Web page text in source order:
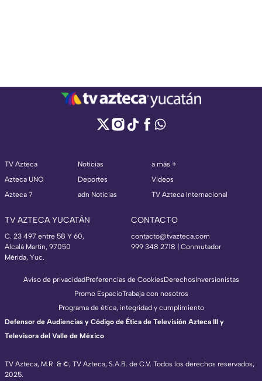
TV Azteca
Azteca UNO
Azteca 7
Noticias
Deportes
adn Noticias
a más +
Videos
TV Azteca Internacional
TV AZTECA YUCATÁN
C. 23 497 entre 58 Y 60,
Alcalá Martín, 97050
Mérida, Yuc.
CONTACTO
contacto@tvazteca.com
999 348 2718 | Conmutador
TV Azteca, M.R. & ©, TV Azteca, S.A.B. de C.V. Todos los derechos reservados,
2025.
Aviso de privacidadPreferencias de CookiesDerechosInversionistas
Promo EspacioTrabaja con nosotros
Programa de ética, integridad y cumplimiento
Defensor de Audiencias y Código de Ética de Televisión Azteca III y
Televisora del Valle de México